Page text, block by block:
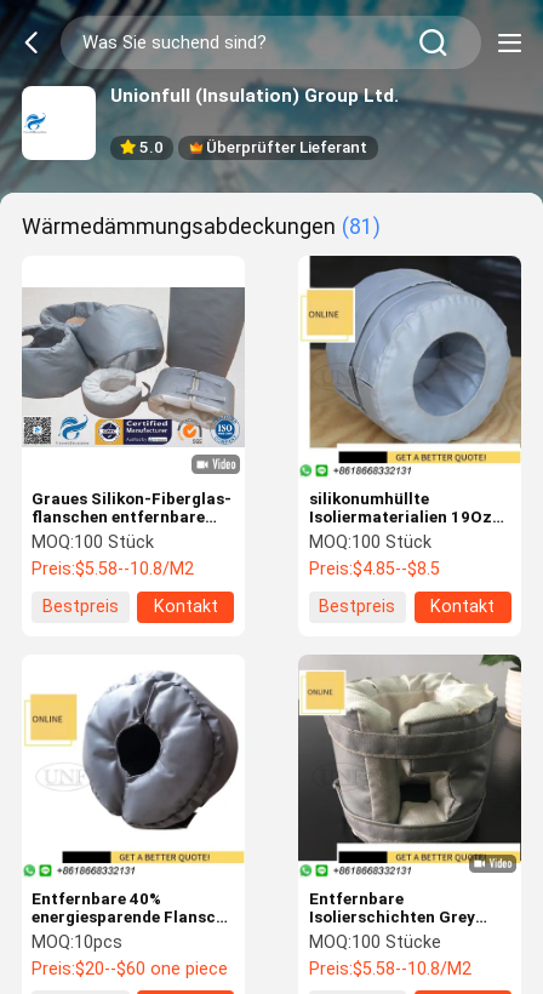
Unionfull (Insulation) Group Ltd.
5.0 Überprüfter Lieferant
Wärmedämmungsabdeckungen (81)
Graues Silikon-Fiberglas-
flanschen entfernbare
Wärmedämmungs-
Abdeckungen der hohen
Temperatur, thermische
MOQ:100 Stück
Preis:$5.58--10.8/M2
Bestpreis
Kontakt
silikonumhüllte
Isoliermaterialien 19Oz
für Übermittler-
Isolierungs-Jacke
MOQ:100 Stück
Preis:$4.85--$8.5
Bestpreis
Kontakt
Entfernbare 40%
energiesparende Flansch-
Wärmedämmungs-
Abdeckungen für
Turbolader
MOQ:10pcs
Preis:$20--$60 one piece
Entfernbare
Isolierschichten Grey
Silicone Fiberglass
Flanges 550 Grad
MOQ:100 Stücke
Preis:$5.58--10.8/M2